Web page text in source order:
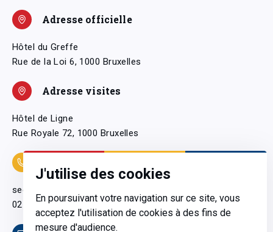
J'utilise des cookies
En poursuivant votre navigation sur ce site, vous
acceptez l'utilisation de cookies à des fins de
mesure d'audience.
Adresse officielle
Hôtel du Greffe
Rue de la Loi 6, 1000 Bruxelles
Adresse visites
Hôtel de Ligne
Rue Royale 72, 1000 Bruxelles
secretariatgeneral@pfwb.be
02 506 38 11